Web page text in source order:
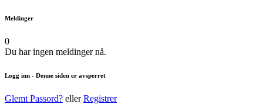
Meldinger
0
Du har ingen meldinger nå.
Logg inn - Denne siden er avsperret
Glemt Passord? ellerRegistrer